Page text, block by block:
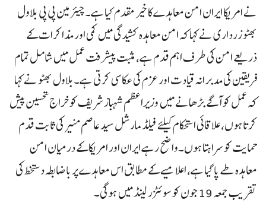
نے امریکا ایران امن معاہدے کا خیر مقدم کیا ہے۔چیئرمین پی پی بلاول
بھٹو زرداری نے کہا کہ امن معاہدہ کشیدگی میں کمی اور مذاکرات کے
ذریعے امن کی طرف اہم قدم ہے، مثبت پیشرفت عمل میں شامل تمام
فریقین کی مدبرانہ قیادت اور عزم کی عکاسی کرتی ہے۔بلاول بھٹو نے کہا
کہ عمل کو آگے بڑھانے میں وزیراعظم شہباز شریف کو خراج تحسین پیش
کرتا ہوں، علاقائی استحکام کیلئے فیلڈ مارشل سید عاصم منیر کی ثابت قدم
حمایت کو سراہتا ہوں۔واضح رہے ایران اور امریکا کے درمیان امن
معاہدہ طے پا گیا ہے، اعلامیے کے مطابق اس معاہدے پر باضابطہ دستخط کی
تقریب جمعہ 19 جون کو سوئٹزر لینڈ میں ہوگی۔